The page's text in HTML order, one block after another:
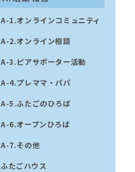
A-1.オンラインコミュニティ
A-2.オンライン相談
A-3.ピアサポーター活動
A-4.プレママ・パパ
A-5.ふたごのひろば
A-6.オープンひろば
A-7.その他
ふたごハウス